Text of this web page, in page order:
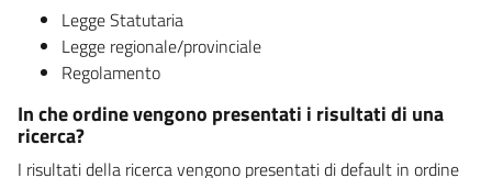
Legge Statutaria
Legge regionale/provinciale
Regolamento
In che ordine vengono presentati i risultati di una
ricerca?
I risultati della ricerca vengono presentati di default in ordine